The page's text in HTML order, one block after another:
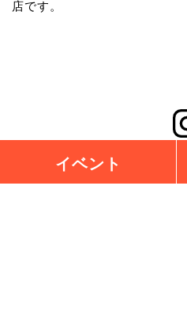
店です。
イベント